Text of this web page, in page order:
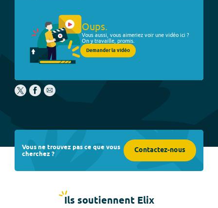
Oups.
Vous aussi, vous aimeriez voir une vidéo ici ?
On y travaille, promis.
Demander la vidéo
Vous ne trouvez pas ce que vous
cherchez ? Contactez-nous
Ils soutiennent Elix